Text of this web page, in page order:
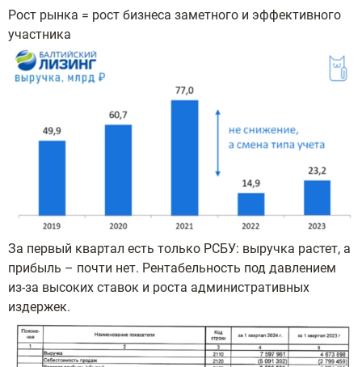
Рост рынка = рост бизнеса заметного и эффективного
участника
За первый квартал есть только РСБУ: выручка растет, а
прибыль – почти нет. Рентабельность под давлением
из-за высоких ставок и роста административных
издержек.